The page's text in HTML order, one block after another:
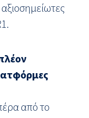
από το